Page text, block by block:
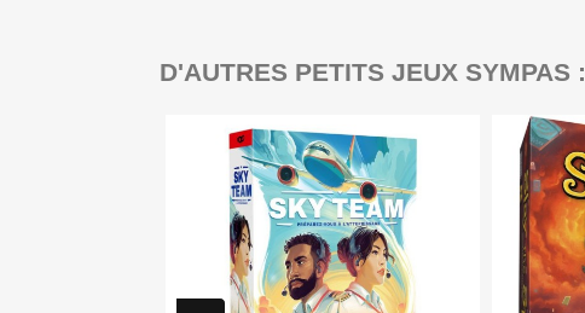
D'AUTRES PETITS JEUX SYMPAS :